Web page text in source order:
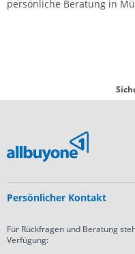
persönliche Beratung in
Persönlicher Kontakt
Für Rückfragen und Beratung
Verfügung: